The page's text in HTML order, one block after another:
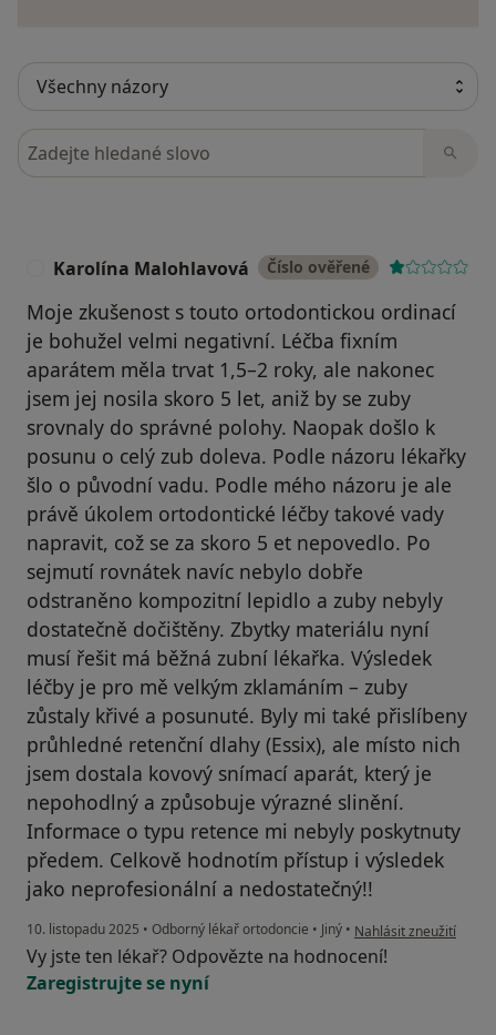
Hledejte v názorech
Karolína Malohlavová Číslo ověřené
Moje zkušenost s touto ortodontickou ordinací
je bohužel velmi negativní. Léčba fixním
aparátem měla trvat 1,5–2 roky, ale nakonec
jsem jej nosila skoro 5 let, aniž by se zuby
srovnaly do správné polohy. Naopak došlo k
posunu o celý zub doleva. Podle názoru lékařky
šlo o původní vadu. Podle mého názoru je ale
právě úkolem ortodontické léčby takové vady
napravit, což se za skoro 5 et nepovedlo. Po
sejmutí rovnátek navíc nebylo dobře
odstraněno kompozitní lepidlo a zuby nebyly
dostatečně dočištěny. Zbytky materiálu nyní
musí řešit má běžná zubní lékařka. Výsledek
léčby je pro mě velkým zklamáním – zuby
zůstaly křivé a posunuté. Byly mi také přislíbeny
průhledné retenční dlahy (Essix), ale místo nich
jsem dostala kovový snímací aparát, který je
nepohodlný a způsobuje výrazné slinění.
Informace o typu retence mi nebyly poskytnuty
předem. Celkově hodnotím přístup i výsledek
jako neprofesionální a nedostatečný!!
10. listopadu 2025 • Odborný lékař ortodoncie • Jiný • podle názoru
Nahlásit zneužití
Vy jste ten lékař? Odpovězte na hodnocení!
Zaregistrujte se nyní